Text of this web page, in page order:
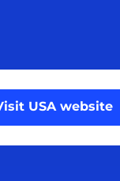
USA website